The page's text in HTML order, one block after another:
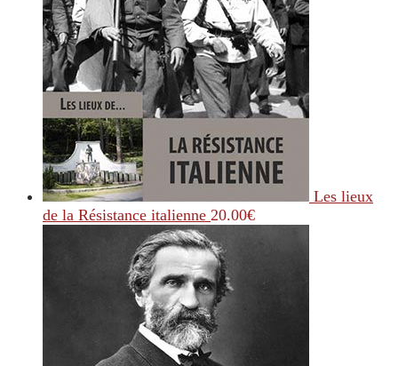
Les lieux
de la Résistance italienne 20.00€